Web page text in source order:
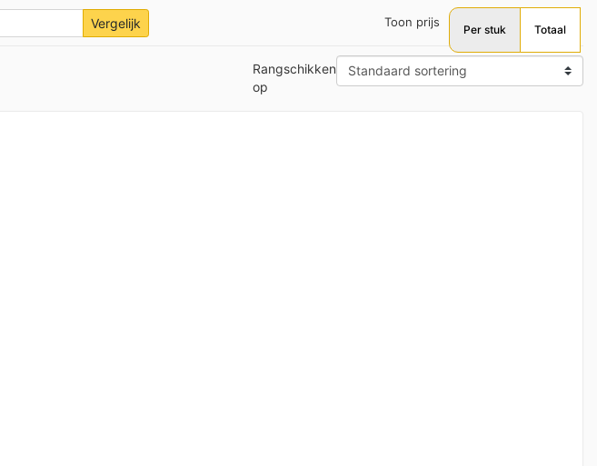
Vergelijk Toon prijs
Per stuk Totaal
Rangschikken
op